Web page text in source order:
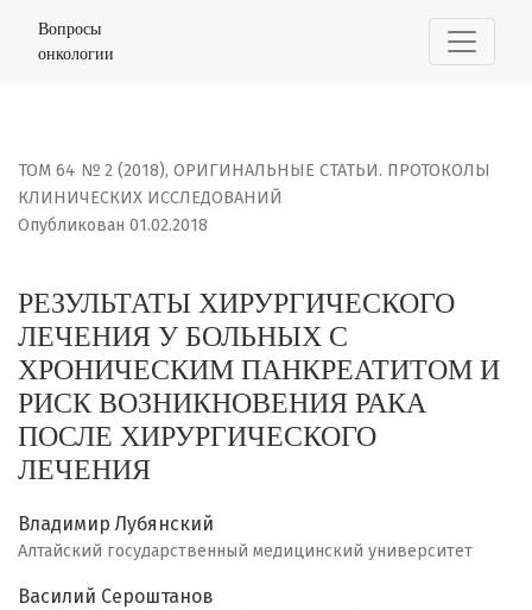
РЕЗУЛЬТАТЫ ХИРУРГИЧЕСКОГО ЛЕЧЕНИЯ У БОЛЬНЫХ
Вопросы
онкологии
ТОМ 64 № 2 (2018), ОРИГИНАЛЬНЫЕ СТАТЬИ. ПРОТОКОЛЫ
КЛИНИЧЕСКИХ ИССЛЕДОВАНИЙ
РЕЗУЛЬТАТЫ ХИРУРГИЧЕСКОГО
ЛЕЧЕНИЯ У БОЛЬНЫХ С
ХРОНИЧЕСКИМ ПАНКРЕАТИТОМ И
РИСК ВОЗНИКНОВЕНИЯ РАКА
ПОСЛЕ ХИРУРГИЧЕСКОГО
ЛЕЧЕНИЯ
Опубликован 01.02.2018
Владимир Лубянский
Алтайский государственный медицинский университет
Василий Сероштанов